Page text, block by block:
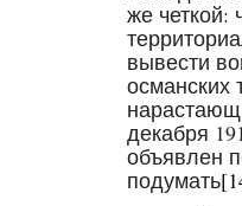
же четкой:
вывести
османских
декабря
объявлен
подумать